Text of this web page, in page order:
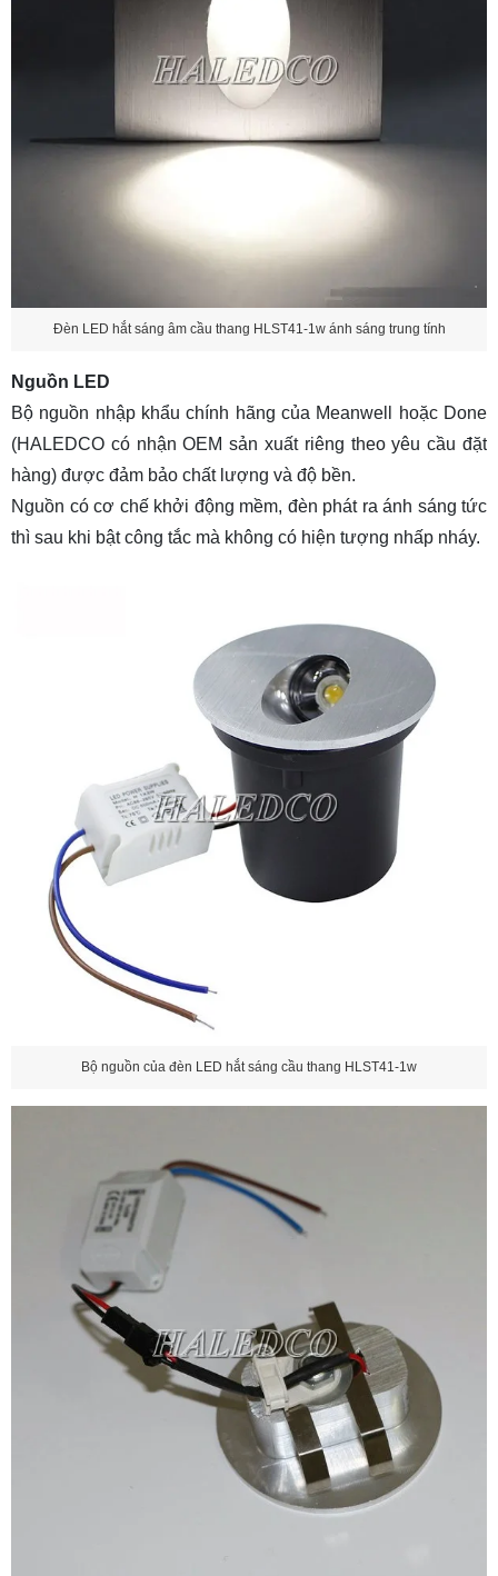
Đèn LED hắt sáng âm cầu thang HLST41-1w ánh sáng trung tính
Nguồn LED
Bộ nguồn nhập khẩu chính hãng của Meanwell hoặc Done
(HALEDCO có nhận OEM sản xuất riêng theo yêu cầu đặt
hàng) được đảm bảo chất lượng và độ bền.
Nguồn có cơ chế khởi động mềm, đèn phát ra ánh sáng tức
thì sau khi bật công tắc mà không có hiện tượng nhấp nháy.
Bộ nguồn của đèn LED hắt sáng cầu thang HLST41-1w